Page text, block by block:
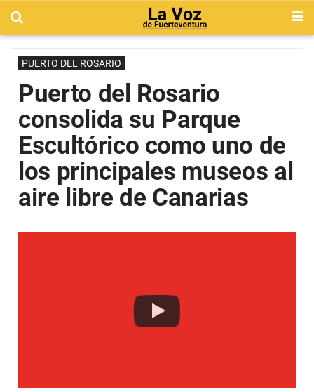
PUERTO DEL ROSARIO
Puerto del Rosario
consolida su Parque
Escultórico como uno de
los principales museos al
aire libre de Canarias